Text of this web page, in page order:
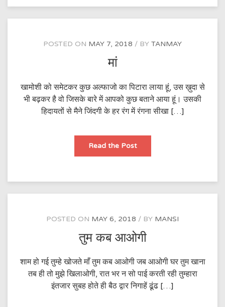
दी
POSTED ON MAY 7, 2018 BY TANMAY
मां
खामोशी को समेटकर कुछ अल्फाजो का पिटारा लाया हूं, उस ख़ुदा से
भी बढ़कर है वो जिसके बारे में आपको कुछ बताने आया हूं। उसकी
हिदायतों से मैने जिंदगी के हर रंग में रंगना सीखा […]
Read the Postमां
POSTED ON MAY 6, 2018 BY MANSI
तुम कब आओगी
शाम हो गई तुम्हे खोजते माँ तुम कब आओगी जब आओगी घर तुम खाना
तब ही तो मुझे खिलाओगी, रात भर न सो पाई करती रही तुम्हारा
इंतजार सुबह होते ही बैठ द्वार निगाहें ढूंढ […]